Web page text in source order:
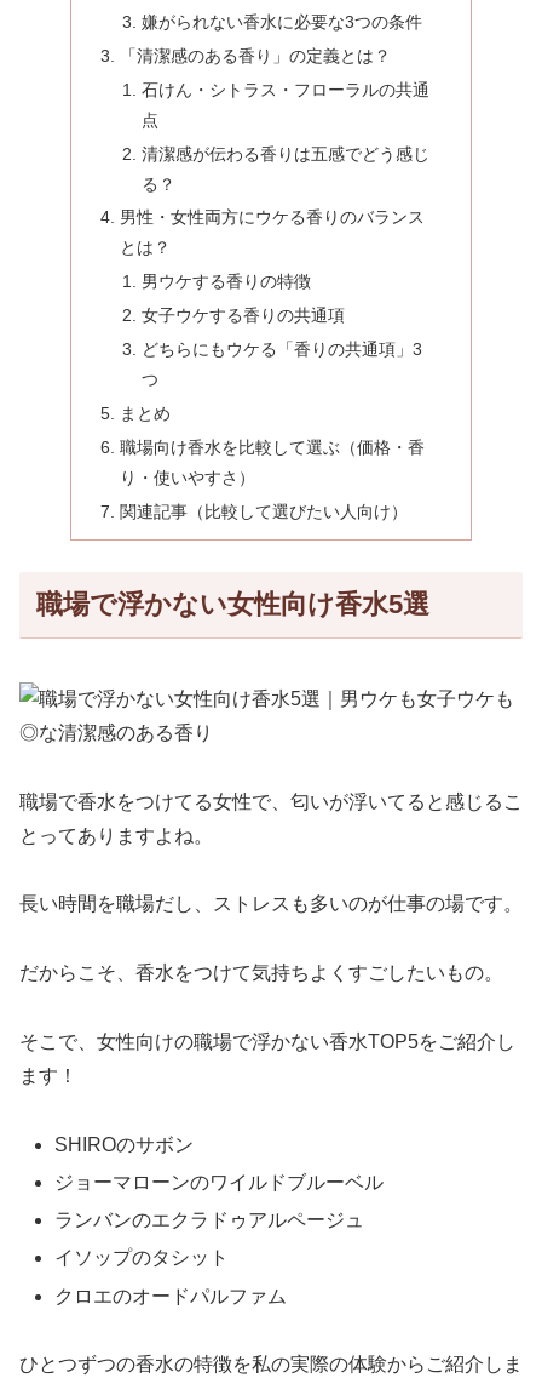
嫌がられない香水に必要な3つの条件
「清潔感のある香り」の定義とは？
石けん・シトラス・フローラルの共通
点
清潔感が伝わる香りは五感でどう感じ
る？
男性・女性両方にウケる香りのバランス
とは？
男ウケする香りの特徴
女子ウケする香りの共通項
どちらにもウケる「香りの共通項」3
つ
まとめ
職場向け香水を比較して選ぶ（価格・香
り・使いやすさ）
関連記事（比較して選びたい人向け）
職場で浮かない女性向け香水5選
職場で香水をつけてる女性で、匂いが浮いてると感じるこ
とってありますよね。
長い時間を職場だし、ストレスも多いのが仕事の場です。
だからこそ、香水をつけて気持ちよくすごしたいもの。
そこで、女性向けの職場で浮かない香水TOP5をご紹介し
ます！
SHIROのサボン
ジョーマローンのワイルドブルーベル
ランバンのエクラドゥアルページュ
イソップのタシット
クロエのオードパルファム
ひとつずつの香水の特徴を私の実際の体験からご紹介しま